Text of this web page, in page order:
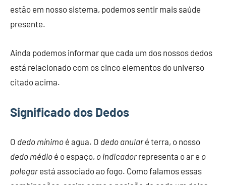
estão em nosso sistema, podemos sentir mais saúde
presente.
Ainda podemos informar que cada um dos nossos dedos
está relacionado com os cinco elementos do universo
citado acima.
Significado dos Dedos
O dedo mínimo é agua. O dedo anularé terra, o nosso
dedo médio é o espaço, o indicadorrepresenta o ar e o
polegarestá associado ao fogo. Como falamos essas